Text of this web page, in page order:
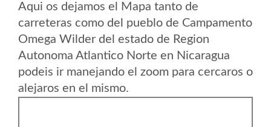
Aqui os dejamos el Mapa tanto de
carreteras como del pueblo de Campamento
Omega Wilder del estado de Region
Autonoma Atlantico Norte en Nicaragua
podeis ir manejando el zoom para cercaros o
alejaros en el mismo.